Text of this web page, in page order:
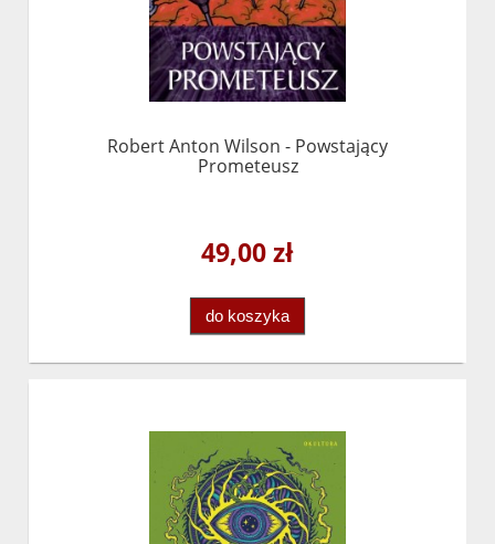
Robert Anton Wilson - Powstający
Prometeusz
49,00 zł
do koszyka